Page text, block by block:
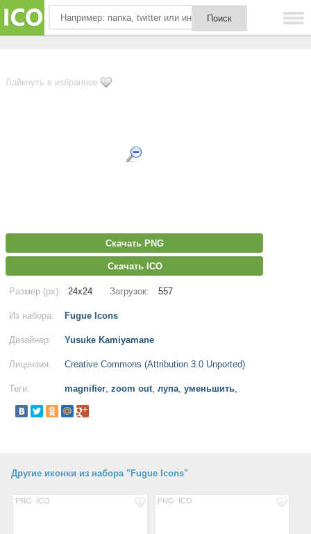
Лайкнуть в избранное
Скачать PNG
Скачать ICO
Размер (px): 24x24 Загрузок: 557
Из набора: Fugue Icons
Дизайнер: Yusuke Kamiyamane
Лицензия: Creative Commons (Attribution 3.0 Unported)
Теги: magnifier, zoom out, лупа, уменьшить,
Другие иконки из набора "Fugue Icons"
PNG ICO PNG ICO